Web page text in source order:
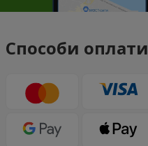
Способи оплати